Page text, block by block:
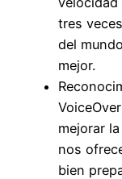
tres
del
mejor.
mejorar
nos
bien